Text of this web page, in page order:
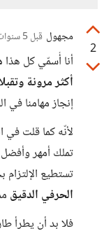
2
مجهول قبل 5 سنوات
أنا أُسمّي كل هذا
أكثر مرونة
إنجاز مهامنا في
لأنّه كما قلت في
تملك أمهر
تستطيع
الحرفي الدقيق
فلا بد أن يطرأ